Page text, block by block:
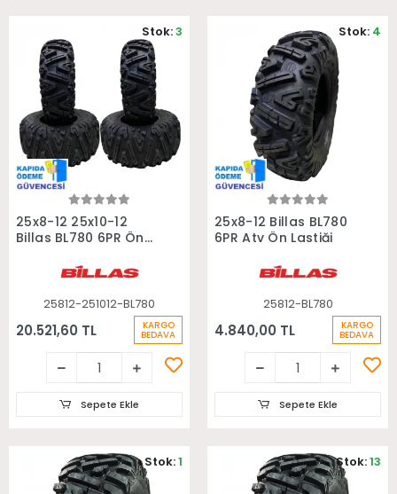
Sepete Ekle
25x8-12 25x10-12
Billas BL780 6PR Ön
25812-251012-BL780
20.521,60 TL KARGO
BEDAVA
Stok:3
Sepete Ekle
Sepete Ekle
25x8-12 Billas BL780
6PR Atv Ön Lastiği
25812-BL780
4.840,00 TL KARGO
BEDAVA
Stok: 4
Sepete Ekle
Stok:1 Stok:13